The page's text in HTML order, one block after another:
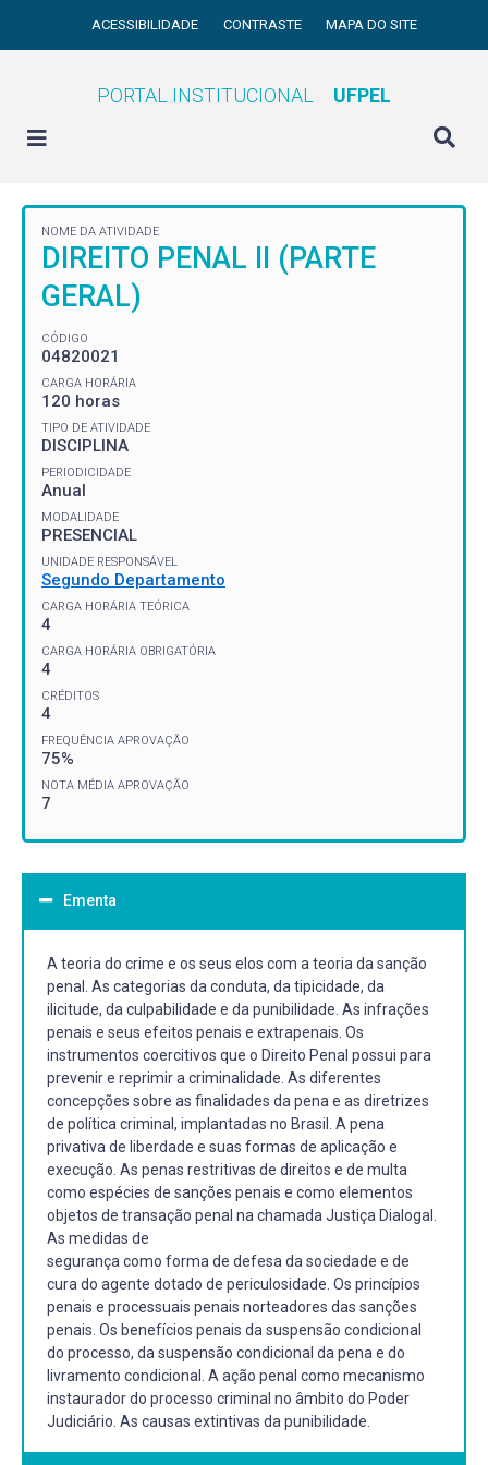
ACESSIBILIDADE CONTRASTE MAPA DO SITE
PORTAL INSTITUCIONAL UFPEL
NOME DA ATIVIDADE
DIREITO PENAL II (PARTE
GERAL)
CÓDIGO
04820021
CARGA HORÁRIA
120 horas
TIPO DE ATIVIDADE
DISCIPLINA
PERIODICIDADE
Anual
MODALIDADE
PRESENCIAL
UNIDADE RESPONSÁVEL
Segundo Departamento
CARGA HORÁRIA TEÓRICA
4
CARGA HORÁRIA OBRIGATÓRIA
4
CRÉDITOS
4
FREQUÊNCIA APROVAÇÃO
75%
NOTA MÉDIA APROVAÇÃO
7
Ementa
A teoria do crime e os seus elos com a teoria da sanção
penal. As categorias da conduta, da tipicidade, da
ilicitude, da culpabilidade e da punibilidade. As infrações
penais e seus efeitos penais e extrapenais. Os
instrumentos coercitivos que o Direito Penal possui para
prevenir e reprimir a criminalidade. As diferentes
concepções sobre as finalidades da pena e as diretrizes
de política criminal, implantadas no Brasil. A pena
privativa de liberdade e suas formas de aplicação e
execução. As penas restritivas de direitos e de multa
como espécies de sanções penais e como elementos
objetos de transação penal na chamada Justiça Dialogal.
As medidas de
segurança como forma de defesa da sociedade e de
cura do agente dotado de periculosidade. Os princípios
penais e processuais penais norteadores das sanções
penais. Os benefícios penais da suspensão condicional
do processo, da suspensão condicional da pena e do
livramento condicional. A ação penal como mecanismo
instaurador do processo criminal no âmbito do Poder
Judiciário. As causas extintivas da punibilidade.